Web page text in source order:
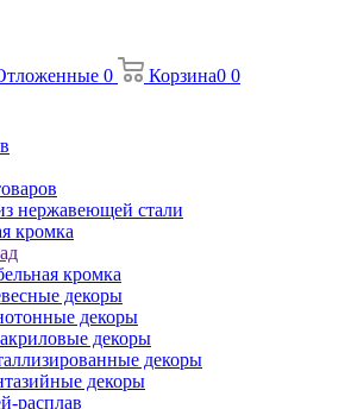
0 Корзина0 0
нержавеющей стали
кромка
кромка
декоры
декоры
декоры
декоры
декоры
расплав